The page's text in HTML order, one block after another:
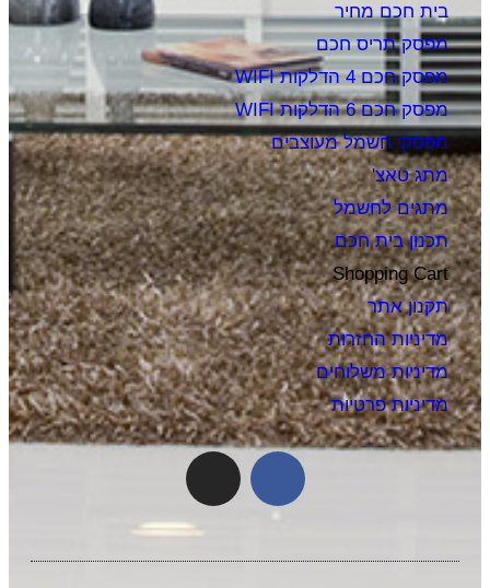
בית חכם מחיר
מפסק תריס חכם
מפסק חכם 4 הדלקות WIFI
מפסק חכם 6 הדלקות WIFI
מפסקי חשמל מעוצבים
מתג טאצ'
מתגים לחשמל
תכנון בית חכם
Shopping Cart
תקנון אתר
מדיניות החזרות
מדיניות משלוחים
מדיניות פרטיות